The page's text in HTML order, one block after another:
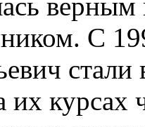
С
стали
их